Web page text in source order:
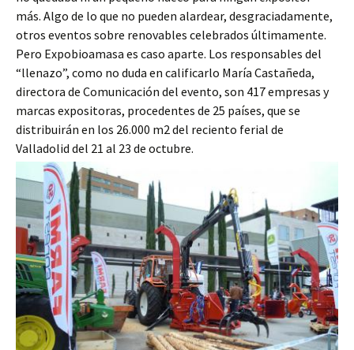
más. Algo de lo que no pueden alardear, desgraciadamente,
otros eventos sobre renovables celebrados últimamente.
Pero Expobioamasa es caso aparte. Los responsables del
“llenazo”, como no duda en calificarlo María Castañeda,
directora de Comunicación del evento, son 417 empresas y
marcas expositoras, procedentes de 25 países, que se
distribuirán en los 26.000 m2 del reciento ferial de
Valladolid del 21 al 23 de octubre.